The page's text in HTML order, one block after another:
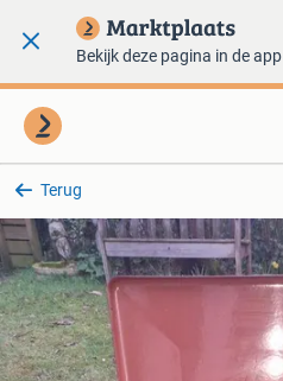
Bekijk deze pagina in de app
Terug